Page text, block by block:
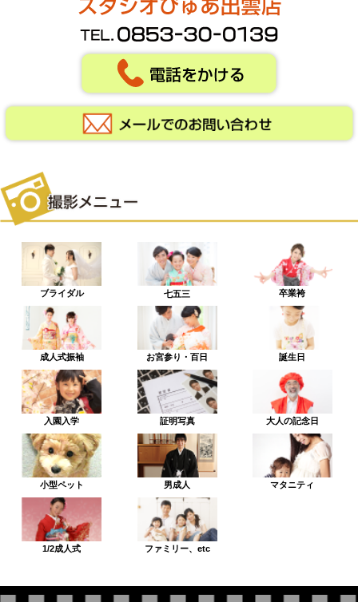
ブライダル 七五三 卒業袴
成人式振袖 お宮参り・百日 誕生日
入園入学 証明写真 大人の記念日
小型ペット 男成人 マタニティ
1/2成人式 ファミリー、etc